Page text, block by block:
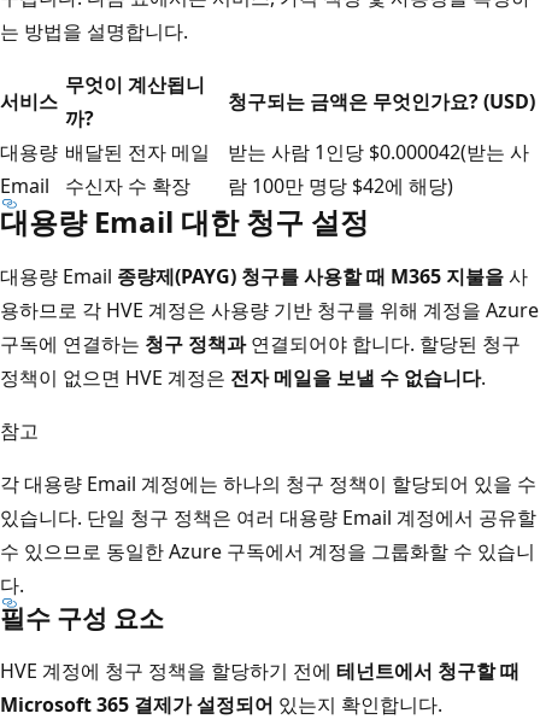
는 방법을 설명합니다.
서비스
무엇이 계산됩니
까?
청구되는 금액은 무엇인가요? (USD)
대용량
Email
배달된 전자 메일
수신자 수 확장
받는 사람 1인당 $0.000042(받는 사
람 100만 명당 $42에 해당)
대용량 Email 대한 청구 설정
대용량 Email 종량제(PAYG) 청구를 사용할 때 M365 지불을사
용하므로 각 HVE 계정은 사용량 기반 청구를 위해 계정을 Azure
구독에 연결하는 청구 정책과연결되어야 합니다. 할당된 청구
정책이 없으면 HVE 계정은 전자 메일을 보낼 수 없습니다.
참고
각 대용량 Email 계정에는 하나의 청구 정책이 할당되어 있을 수
있습니다. 단일 청구 정책은 여러 대용량 Email 계정에서 공유할
수 있으므로 동일한 Azure 구독에서 계정을 그룹화할 수 있습니
다.
필수 구성 요소
HVE 계정에 청구 정책을 할당하기 전에 테넌트에서 청구할 때
Microsoft 365 결제가 설정되어 있는지 확인합니다.